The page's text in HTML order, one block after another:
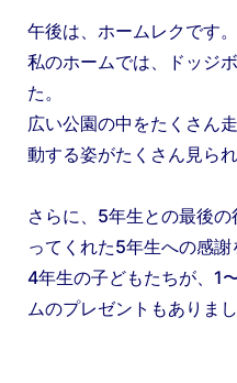
午後は、ホームレクです。
私のホームでは、ドッジ
た。
広い公園の中をたくさん
動する姿がたくさん見られ
さらに、5年生との最後
ってくれた5年生への感謝
4年生の子どもたちが、1
ムのプレゼントもありまし